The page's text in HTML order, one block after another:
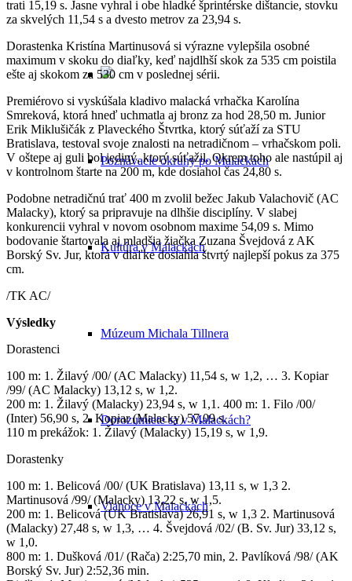
Poznávacie okruhy po Malackách
Kultúra v Malackách
Múzeum Michala Tillnera
Dorozumiete sa v Malackách?
Vianoce v Malackách
trati 15,19 s. Jasne vyhral i obe hladké šprintérske dištancie, stovku
za skvelých 11,54 s a dvesto metrov za 23,94 s.
Dorastenka Kristína Martinusová si výrazne vylepšila osobné
maximum v skoku do diaľky, keď najdlhší skok za 535 cm poistila
ešte aj skokom za 530 cm v poslednej sérii.
Premiérovo si vyskúšala kladivo malacká vrhačka Karolína
Smreková, ktorá hneď uchmatla aj bronz za hod 28,50 m. Junior
Erik Miklušičák z Plaveckého Štvrtka, ktorý súťaží za STU
Bratislava, testoval svoje znalosti na netradičnom – vrhačskom poli.
V oštepe aj guli bol jediný, ktorý súťažil. Okrem toho ale nastúpil aj
v kontrolnom štarte na 200 m, kde dosiahol čas 24,80 s.
Podobne netradičnú trať 400 m zvolil bežec Jakub Valachovič (AC
Malacky), ktorý sa pripravuje na dlhšie disciplíny. V slabej
konkurencii vyhral v novom osobnom maxime 54,09 s. Mimo
bodovanie štartovala aj mladšia žiačka Zuzana Švejdová z AK
Borský Sv. Jur, ktorá v diaľke dosiahla štvrtý najlepší pokus za 375
cm.
/TK AC/
Výsledky
Dorastenci
100 m: 1. Žilavý /00/ (AC Malacky) 11,54 s, w 1,2, … 3. Kopiar
/99/ (AC Malacky) 13,12 s, w 1,2.
200 m: 1. Žilavý (Malacky) 23,94 s, w 1,1. 400 m: 1. Filo /00/
(Inter) 56,90 s, 2. Kopiar (Malacky) 57,09 s.
110 m prekážok: 1. Žilavý (Malacky) 15,19 s, w 1,9.
Dorastenky
100 m: 1. Belicová /00/ (UK Bratislava) 13,11 s, w 1,3 2.
Martinusová /99/ (Malacky) 13,22 s, w 1,5.
200 m: 1. Belicová (UK Bratislava) 26,91 s, w 1,3 2. Martinusová
(Malacky) 27,48 s, w 1,3, … 4. Švejdová /02/ (B. Sv. Jur) 33,12 s,
w 1,0.
800 m: 1. Dušková /01/ (Rača) 2:25,70 min, 2. Pavlíková /98/ (AK
Borský Sv. Jur) 2:52,36 min.